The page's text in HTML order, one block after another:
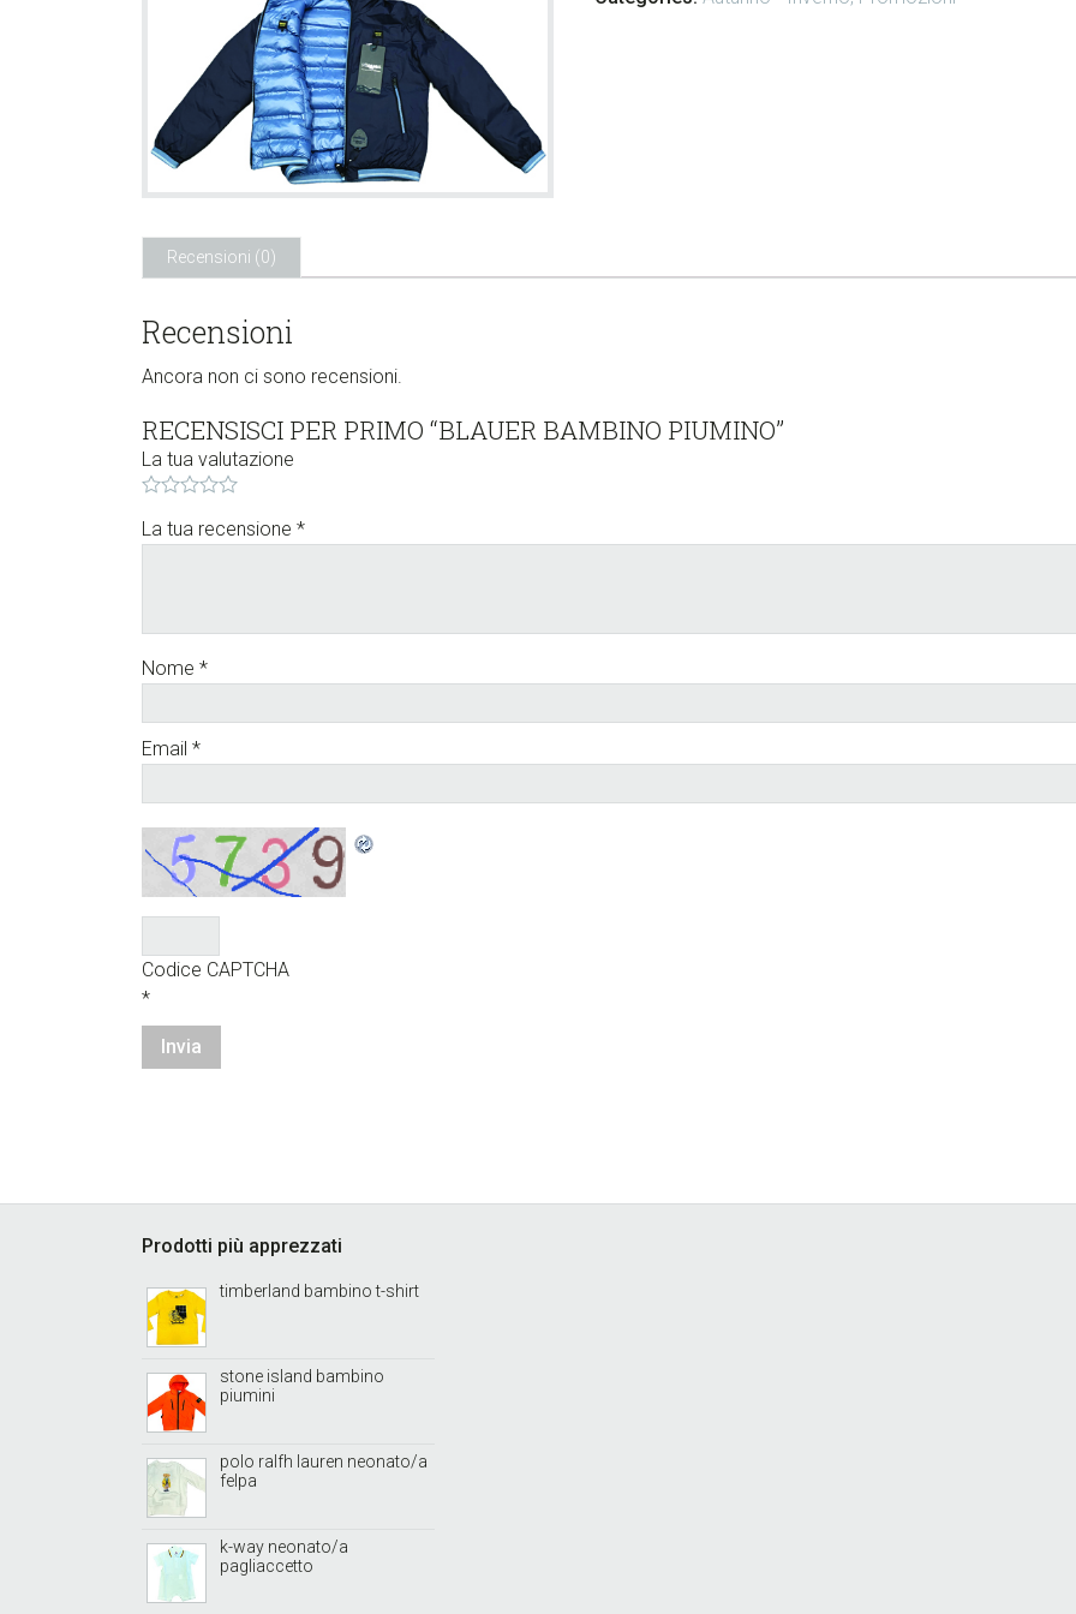
Recensioni (0)
Recensioni
Ancora non ci sono recensioni.
RECENSISCI PER PRIMO “BLAUER BAMBINO PIUMINO”
La tua valutazione
La tua recensione *
Nome *
Email *
Codice CAPTCHA
*
Prodotti più apprezzati
timberland bambino t-shirt
stone island bambino
piumini
polo ralfh lauren neonato/a
felpa
k-way neonato/a
pagliaccetto